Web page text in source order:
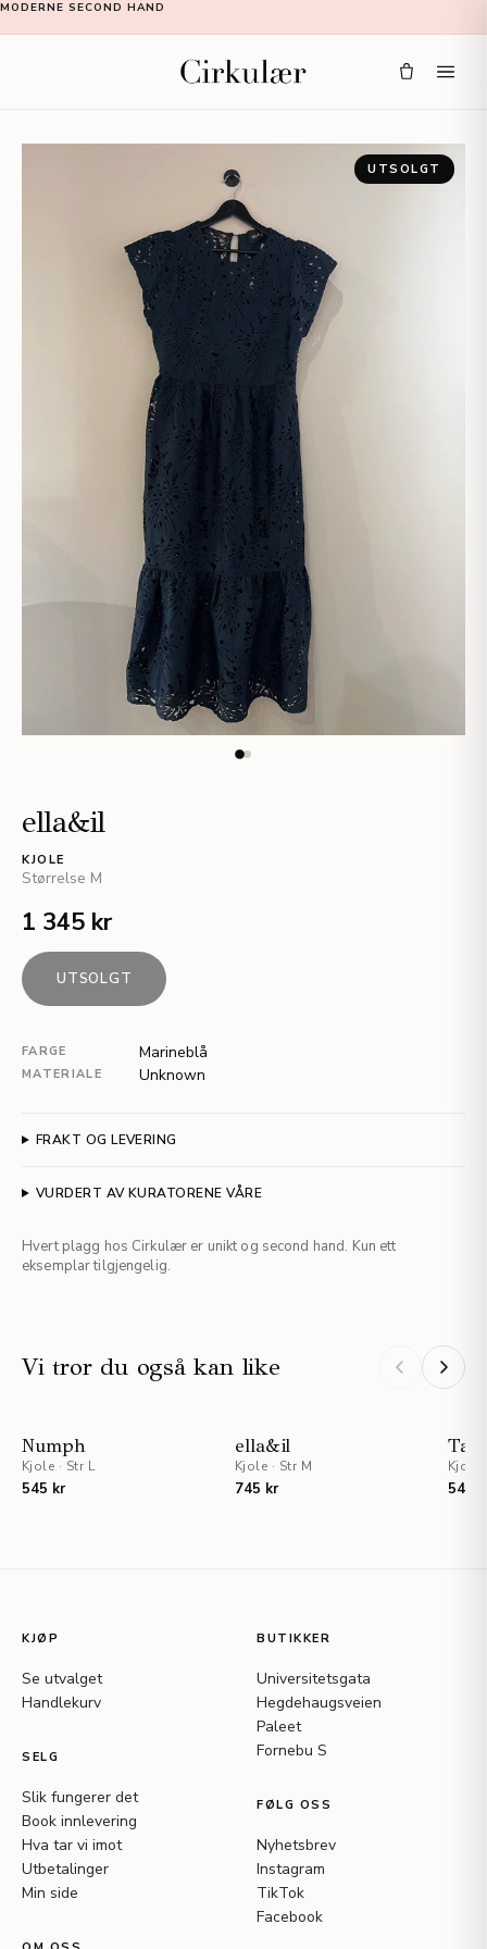
MODERNE SECOND HAND
UTSOLGT
ella&il
KJOLE
Størrelse M
1 345 kr
UTSOLGT
FARGE Marineblå
MATERIALE Unknown
FRAKT OG LEVERING
VURDERT AV KURATORENE VÅRE
Hvert plagg hos Cirkulær er unikt og second hand. Kun ett
eksemplar tilgjengelig.
Vi tror du også kan like
Numph
Kjole · Str L
545 kr
ella&il
Kjole · Str M
745 kr
Kjole
545
KJØP
Se utvalget
Handlekurv
SELG
Slik fungerer det
Book innlevering
Hva tar vi imot
Utbetalinger
Min side
BUTIKKER
Universitetsgata
Hegdehaugsveien
Paleet
Fornebu S
FØLG OSS
Nyhetsbrev
Instagram
TikTok
Facebook